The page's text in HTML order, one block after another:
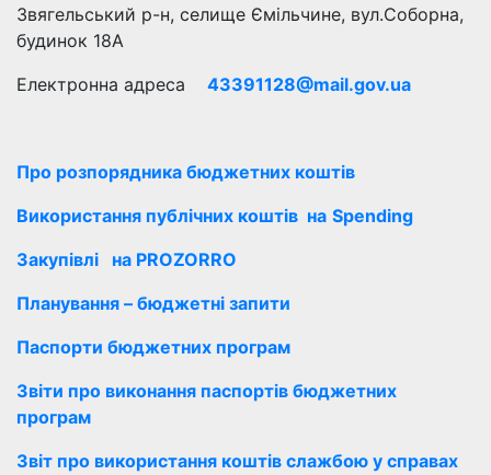
Звягельський р-н, селище Ємільчине, вул.Соборна,
будинок 18А
Електронна адреса 43391128@mail.gov.ua
Про розпорядника бюджетних коштів
Використання публічних коштів на Spending
Закупівлі на PROZORRO
Планування – бюджетні запити
Паспорти бюджетних програм
Звіти про виконання паспортів бюджетних
програм
Звіт про використання коштів слажбою у справах